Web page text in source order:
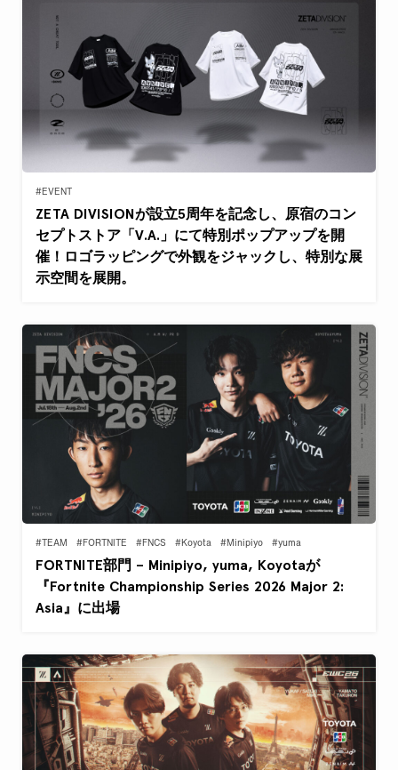
#EVENT
ZETA DIVISIONが設立5周年を記念し、原宿のコン
セプトストア「V.A.」にて特別ポップアップを開
催！ロゴラッピングで外観をジャックし、特別な展
示空間を展開。
#TEAM #FORTNITE #FNCS #Koyota #Minipiyo #yuma
FORTNITE部門 – Minipiyo, yuma, Koyotaが
『Fortnite Championship Series 2026 Major 2:
Asia』に出場